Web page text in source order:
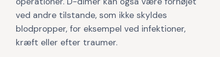
ved andre tilstande, som ikke skyldes
blodpropper, for eksempel ved infektioner,
kræft eller efter traumer.